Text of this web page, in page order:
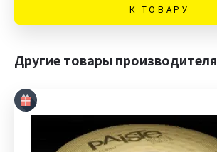
К ТОВАРУ
Другие товары производителя